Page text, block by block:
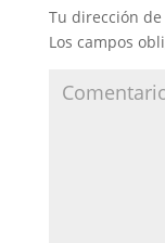
Tu dirección
Los campos